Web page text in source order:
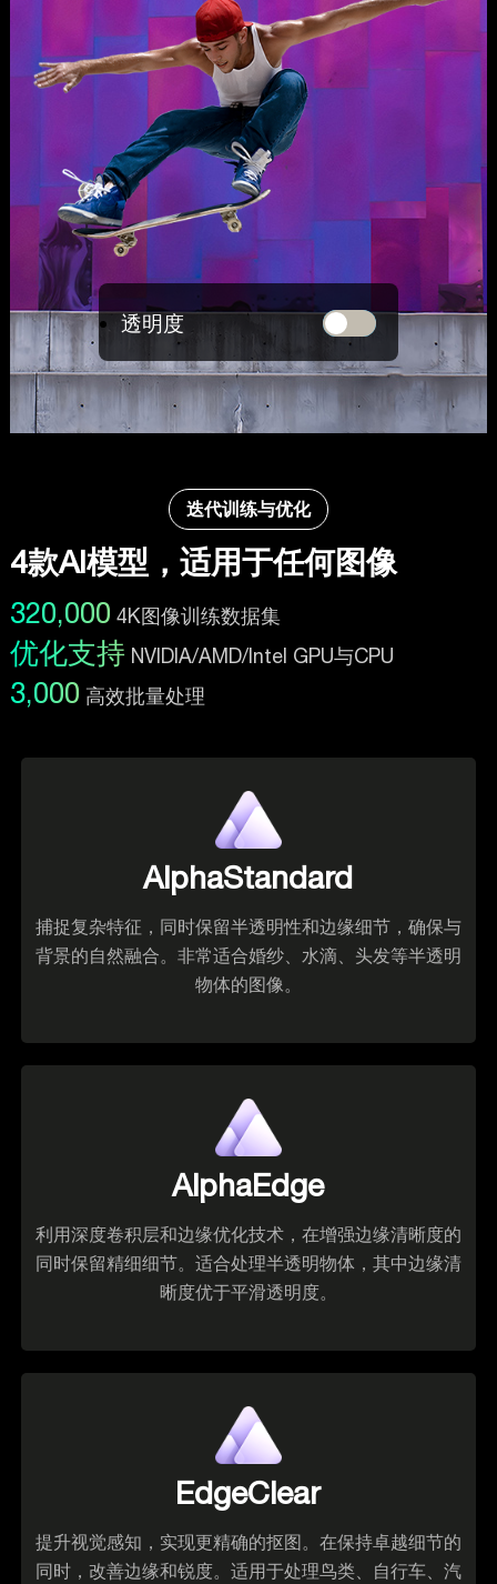
透明度
迭代训练与优化
4款AI模型，适用于任何图像
320,000 4K图像训练数据集
优化支持NVIDIA/AMD/Intel GPU与CPU
3,000 高效批量处理
AlphaStandard
捕捉复杂特征，同时保留半透明性和边缘细节，确保与
背景的自然融合。非常适合婚纱、水滴、头发等半透明
物体的图像。
AlphaEdge
利用深度卷积层和边缘优化技术，在增强边缘清晰度的
同时保留精细细节。适合处理半透明物体，其中边缘清
晰度优于平滑透明度。
EdgeClear
提升视觉感知，实现更精确的抠图。在保持卓越细节的
同时，改善边缘和锐度。适用于处理鸟类、自行车、汽